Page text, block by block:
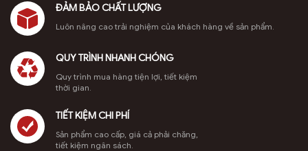
ĐẢM BẢO CHẤT LƯỢNG
Luôn nâng cao trải nghiệm của khách hàng về sản phẩm.
QUY TRÌNH NHANH CHÓNG
Quy trình mua hàng tiện lợi, tiết kiệm
thời gian.
TIẾT KIỆM CHI PHÍ
Sản phẩm cao cấp, giá cả phải chăng,
tiết kiệm ngân sách.